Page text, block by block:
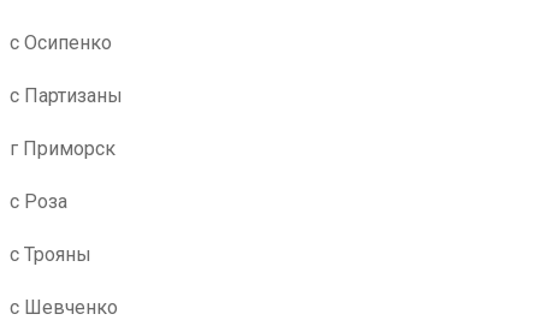
с Осипенко
с Партизаны
г Приморск
с Роза
с Трояны
с Шевченко